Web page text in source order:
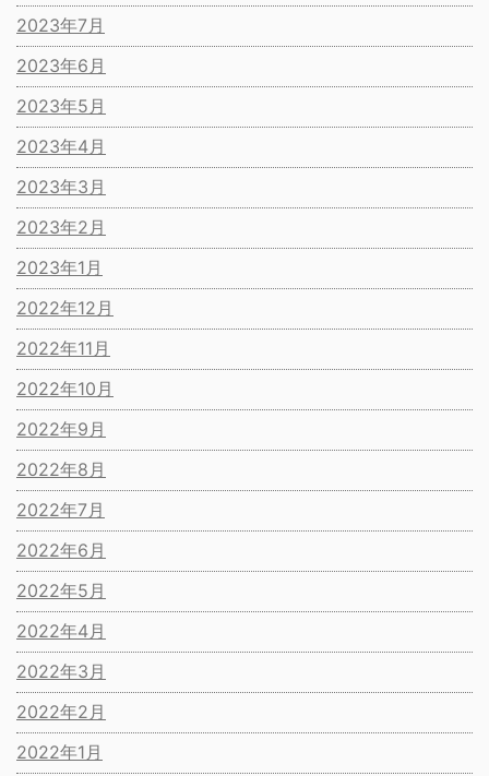
2023年7月
2023年6月
2023年5月
2023年4月
2023年3月
2023年2月
2023年1月
2022年12月
2022年11月
2022年10月
2022年9月
2022年8月
2022年7月
2022年6月
2022年5月
2022年4月
2022年3月
2022年2月
2022年1月